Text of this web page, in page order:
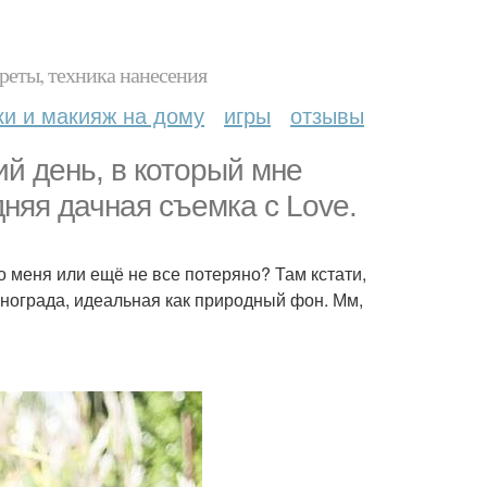
техника нанесения
и макияж на дому игры отзывы
день, в который мне
дачная съемка с Love.
или ещё не все потеряно? Там кстати,
идеальная как природный фон. Мм,